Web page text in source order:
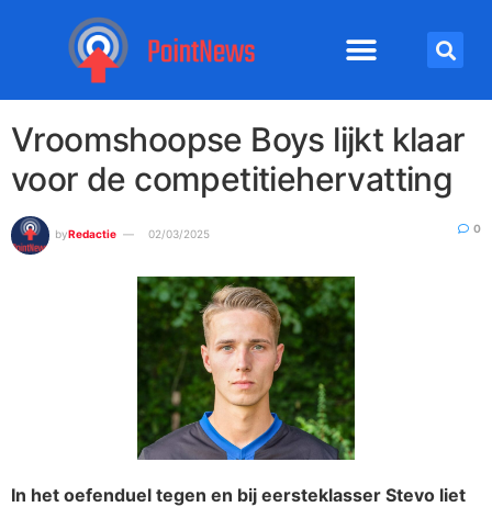
Vroomshoopse Boys lijkt klaar
voor de competitiehervatting
byRedactie 02/03/2025 0
In het oefenduel tegen en bij eersteklasser Stevo liet